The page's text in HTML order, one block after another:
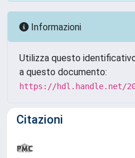
Informazioni
Utilizza questo
a questo documento:
https://hdl.handle.net/
Citazioni